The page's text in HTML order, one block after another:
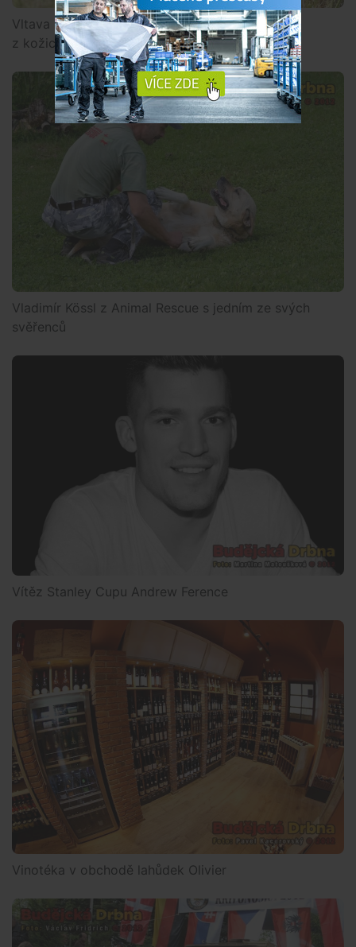
Vltava Open. Po aportu je třeba vytřepat vodu
z kožichu
Vladimír Kössl z Animal Rescue s jedním ze svých
svěřenců
Vítěz Stanley Cupu Andrew Ference
Vinotéka v obchodě lahůdek Olivier